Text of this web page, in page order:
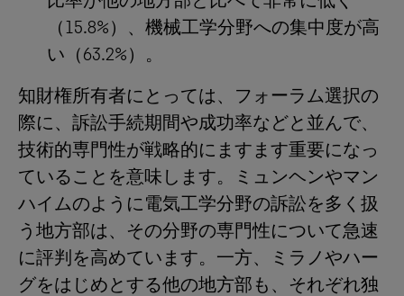
（15.8%）、機械工学分野への集中度が高
い（63.2%）。
知財権所有者にとっては、フォーラム選択の
際に、訴訟手続期間や成功率などと並んで、
技術的専門性が戦略的にますます重要になっ
ていることを意味します。ミュンヘンやマン
ハイムのように電気工学分野の訴訟を多く扱
う地方部は、その分野の専門性について急速
に評判を高めています。一方、ミラノやハー
グをはじめとする他の地方部も、それぞれ独